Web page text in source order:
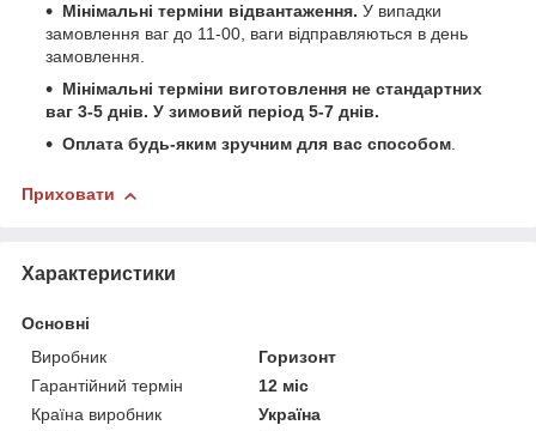
Мінімальні терміни відвантаження. У випадки
замовлення ваг до 11-00, ваги відправляються в день
замовлення.
Мінімальні терміни виготовлення не стандартних
ваг 3-5 днів. У зимовий період 5-7 днів.
Оплата будь-яким зручним для вас способом.
Приховати
Характеристики
Основні
Виробник
Горизонт
Гарантійний термін
12 міс
Країна виробник
Україна